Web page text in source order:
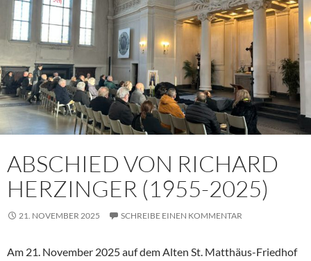
ABSCHIED VON RICHARD
HERZINGER (1955-2025)
21. NOVEMBER 2025 SCHREIBE EINEN KOMMENTAR
Am 21. November 2025 auf dem Alten St. Matthäus-Friedhof